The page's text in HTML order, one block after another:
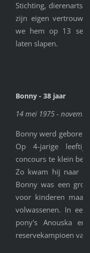
Stichting, dierenarts
zijn eigen
we hem op 13
laten slapen.
Bonny - 38 jaar
14 mei 1975 -
Bonny werd
Op 4-jarige
concours te klein
Zo kwam hij naar
Bonny was een
voor kinderen
volwassenen. In
pony's Anouska
reservekampioen